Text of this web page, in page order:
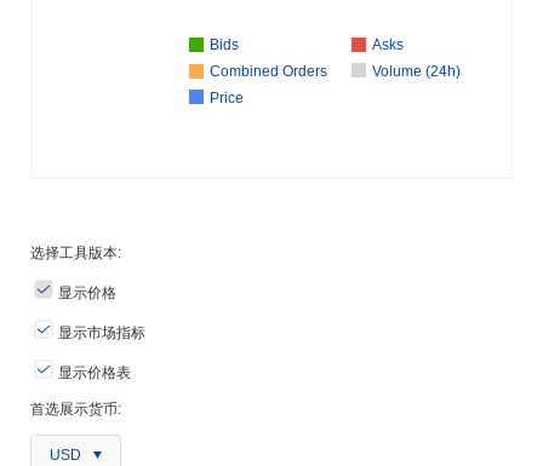
Bids
Asks
Combined Orders
Volume (24h)
Price
选择工具版本:
显示价格
显示市场指标
显示价格表
首选展示货币:
USD